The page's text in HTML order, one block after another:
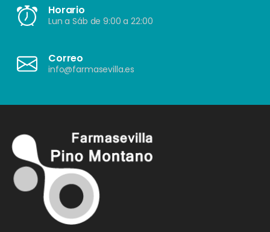
Horario
Lun a Sáb de 9:00 a 22:00
Correo
info@farmasevilla.es